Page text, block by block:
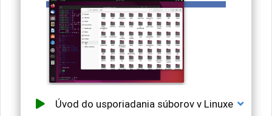
Úvod do usporiadania súborov v Linuxe